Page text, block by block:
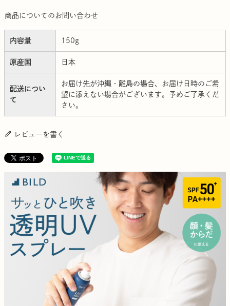
商品についてのお問い合わせ
内容量 150g
原産国 日本
配送につい
て
お届け先が沖縄・離島の場合、お届け日時のご希
望に添えない場合がございます。予めご了承くだ
さい。
レビューを書く